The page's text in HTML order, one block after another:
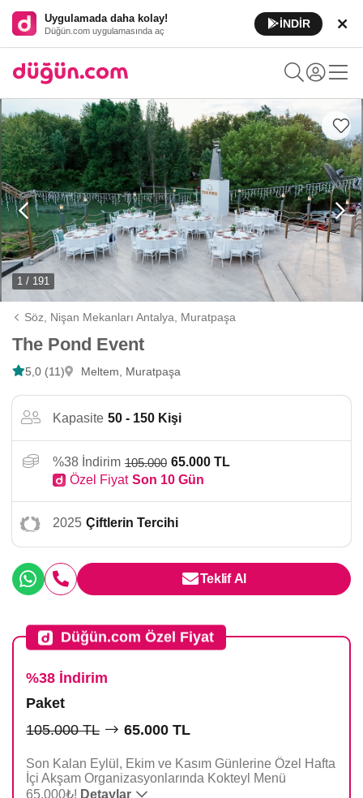
Uygulamada daha kolay!
Düğün.com uygulamasında aç
İNDİR
1 / 191
Söz, Nişan Mekanları Antalya, Muratpaşa
The Pond Event
5,0 (11) Meltem, Muratpaşa
Kapasite 50 - 150 Kişi
%38 İndirim 105.000 65.000 TL
Özel Fiyat Son 10 Gün
2025 Çiftlerin Tercihi
Teklif Al
Düğün.com Özel Fiyat
%38 İndirim
Paket
105.000 TL
65.000 TL
Son Kalan Eylül, Ekim ve Kasım Günlerine Özel Hafta
İçi Akşam Organizasyonlarında Kokteyl Menü
65.000₺! Detaylar